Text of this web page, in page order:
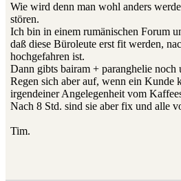
Wie wird denn man wohl anders
stören.
Ich bin in einem rumänischen Forum
daß diese Büroleute erst fit werden,
hochgefahren ist.
Dann gibts bairam + paranghelie noch
Regen sich aber auf, wenn ein Kunde
irgendeiner Angelegenheit vom
Nach 8 Std. sind sie aber fix und alle
Tim.